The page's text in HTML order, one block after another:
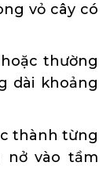
vỏ cây có
thường
dài khoảng
thành từng
nở vào tầm